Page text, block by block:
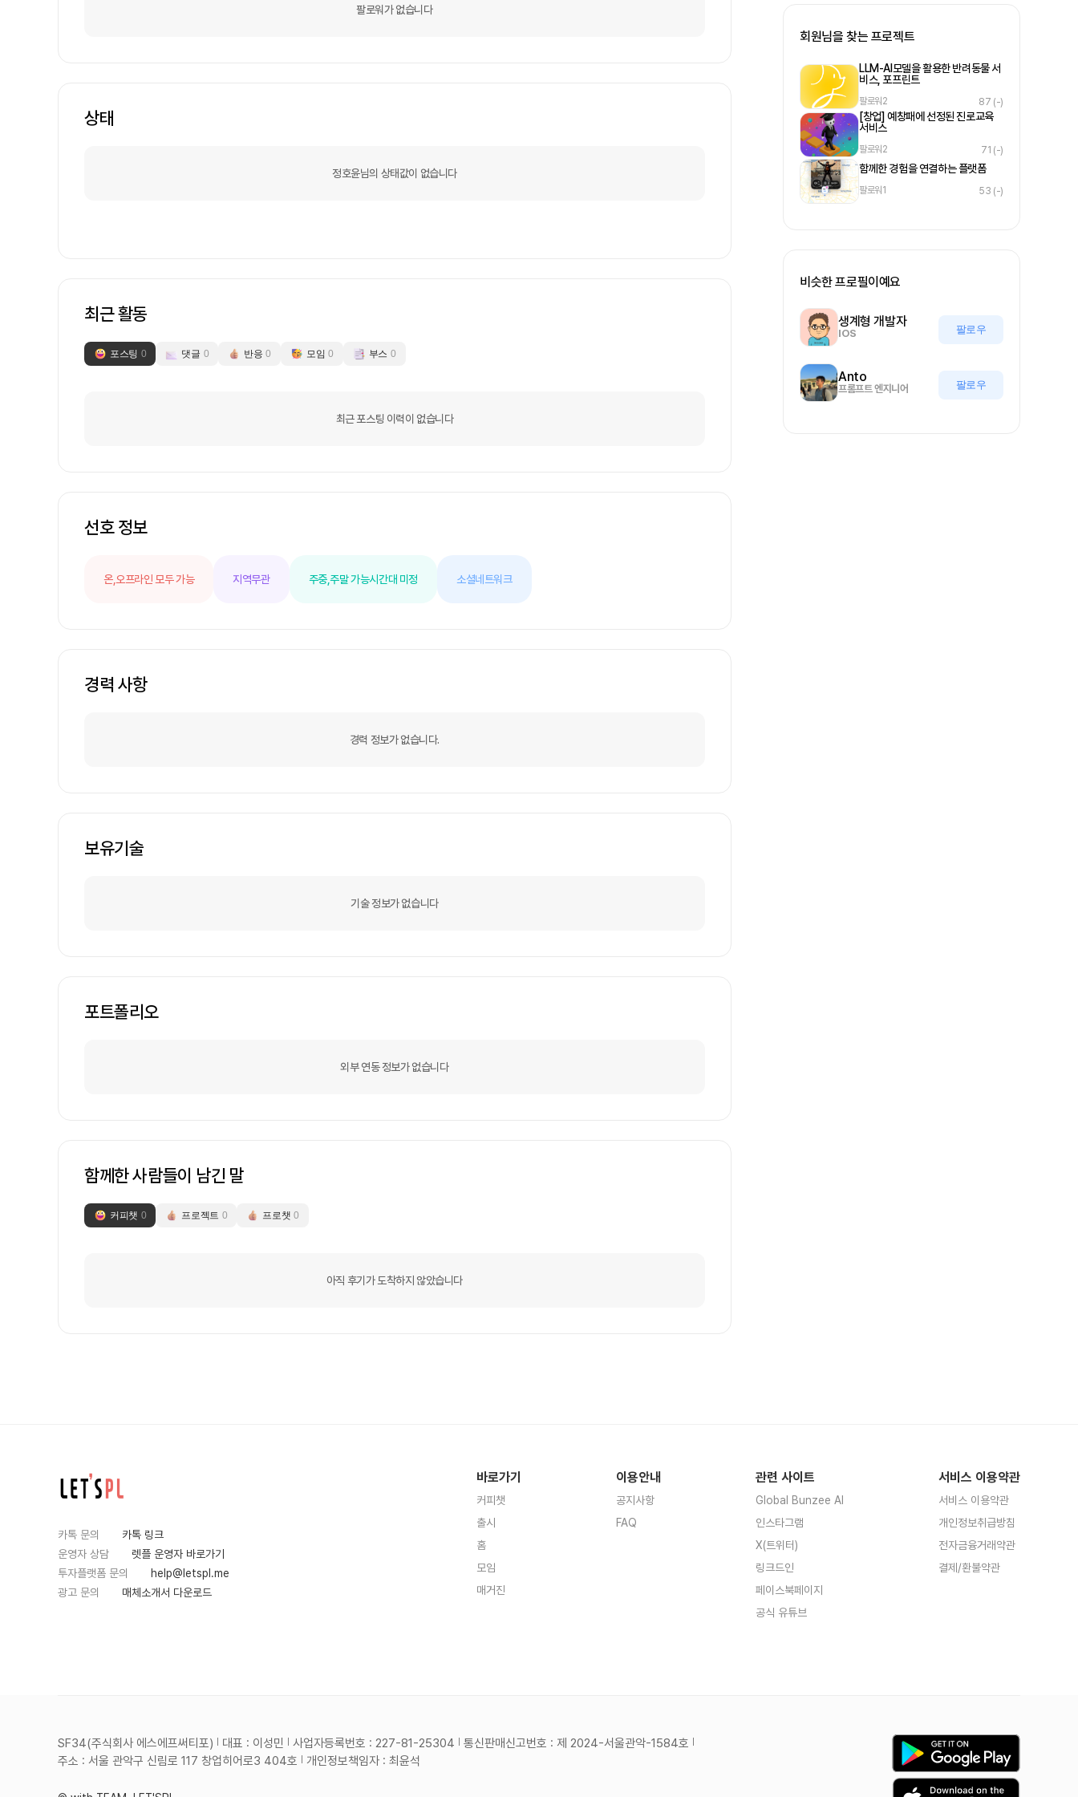
팔로워가 없습니다
상태
정호윤님의 상태값이 없습니다
최근 활동
포스팅 0 댓글 0 반응 0 모임 0 부스 0
최근 포스팅 이력이 없습니다
선호 정보
온,오프라인 모두 가능 지역무관 주중,주말 가능시간대 미정 소셜네트워크
경력 사항
경력 정보가 없습니다.
보유기술
기술 정보가 없습니다
포트폴리오
외부 연동 정보가 없습니다
함께한 사람들이 남긴 말
커피챗 0 프로젝트 0 프로챗 0
아직 후기가 도착하지 않았습니다
회원님을 찾는 프로젝트
LLM-AI모델을 활용한 반려동물 서
비스, 포프린트
팔로워2 87 (-)
[창업] 예창패에 선정된 진로교육
서비스
팔로워2 71 (-)
함께한 경험을 연결하는 플랫폼
팔로워1 53 (-)
비슷한 프로필이예요
생계형 개발자
IOS 팔로우
Anto
프롬프트 엔지니어 팔로우
카톡 문의
카톡 링크
운영자 상담
렛플 운영자 바로가기
투자플랫폼 문의
help@letspl.me
광고 문의
매체소개서 다운로드
바로가기
커피챗
출시
홈
모임
매거진
이용안내
공지사항
FAQ
관련 사이트
Global Bunzee AI
인스타그램
X(트위터)
링크드인
페이스북페이지
공식 유튜브
서비스 이용약관
서비스 이용약관
개인정보취급방침
전자금융거래약관
결제/환불약관
SF34(주식회사 에스에프써티포) 대표 : 이성민 사업자등록번호 : 227-81-25304
통신판매신고번호 : 제 2024-서울관악-1584호
주소 : 서울 관악구 신림로 117 창업히어로3 404호
개인정보책임자 : 최윤석